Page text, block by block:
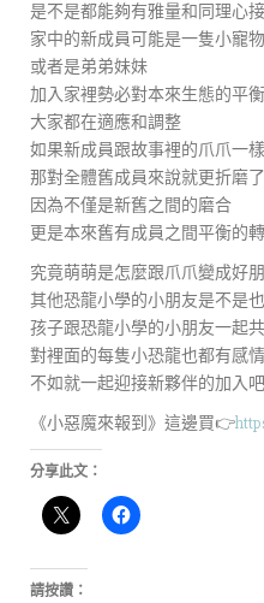
是不是都能夠有雅量和同理心
家中的新成員可能是一隻小寵物
或者是弟弟妹妹
加入家裡勢必對本來生態的平
大家都在適應和調整
如果新成員跟故事裡的爪爪一
那對全體舊成員來說就更折磨了
因為不僅是新舊之間的磨合
更是本來舊有成員之間平衡的
究竟萌萌是怎麼跟爪爪變成好
其他恐龍小學的小朋友是不是
孩子跟恐龍小學的小朋友一起
對裡面的每隻小恐龍也都有感
不如就一起迎接新夥伴的加入吧
《小惡魔來報到》這邊買👉
分享此文：
請按讚：